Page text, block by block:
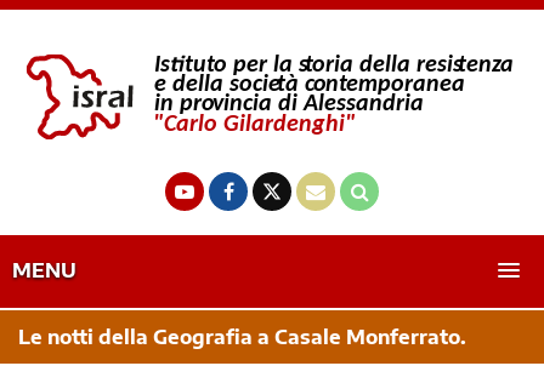
MENU
Le notti della Geografia a Casale Monferrato.